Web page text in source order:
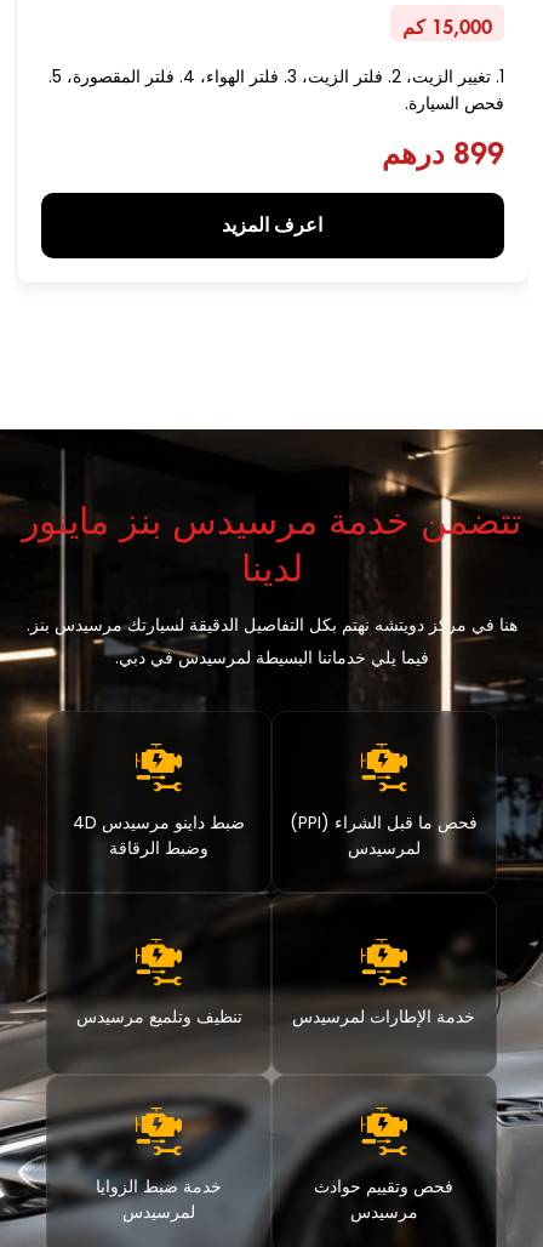
15,000 كم
1. تغيير الزيت، 2. فلتر الزيت، 3. فلتر الهواء، 4. فلتر المقصورة، 5.
فحص السيارة.
899 درهم
اعرف المزيد
تتضمن خدمة مرسيدس بنز ماينور
لدينا
هنا في مركز دويتشه نهتم بكل التفاصيل الدقيقة لسيارتك مرسيدس بنز.
فيما يلي خدماتنا البسيطة لمرسيدس في دبي.
فحص ما قبل الشراء (PPI)
لمرسيدس
ضبط داينو مرسيدس 4D
وضبط الرقاقة
خدمة الإطارات لمرسيدس تنظيف وتلميع مرسيدس
فحص وتقييم حوادث
مرسيدس
خدمة ضبط الزوايا
لمرسيدس